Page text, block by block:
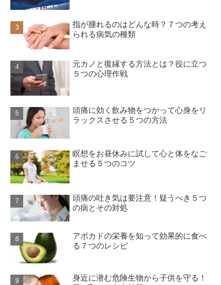
指が腫れるのはどんな時？７つの考え
られる病気の種類
元カノと復縁する方法とは？役に立つ
５つの心理作戦
頭痛に効く飲み物をつかって心身をリ
ラックスさせる５つの方法
瞑想をお昼休みに試して心と体をなご
ませる５つのコツ
頭痛の吐き気は要注意！疑うべき５つ
の病とその対処
アボカドの栄養を知って効果的に食べ
る７つのレシピ
身近に潜む危険生物から子供を守る！